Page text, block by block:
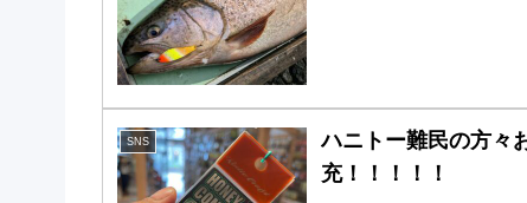
SNS
ハニトー難民の方々
充！！！！！